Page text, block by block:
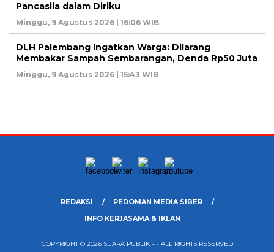
Pancasila dalam Diriku
Minggu, 9 Agustus 2026 | 16:06 WIB
DLH Palembang Ingatkan Warga: Dilarang
Membakar Sampah Sembarangan, Denda Rp50 Juta
Minggu, 9 Agustus 2026 | 15:43 WIB
REDAKSI
PEDOMAN MEDIA SIBER
INFO KERJASAMA & IKLAN
COPYRIGHT © 2026 SUARA PUBLIK – - ALL RIGHTS RESERVED